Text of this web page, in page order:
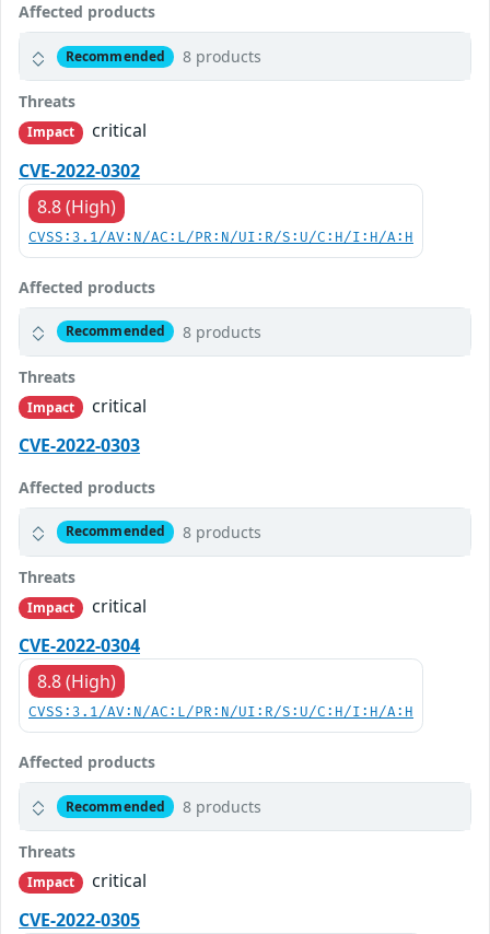
Affected products
Recommended 8 products
Threats
Impact
critical
CVE-2022-0302
8.8 (High)
CVSS:3.1/AV:N/AC:L/PR:N/UI:R/S:U/C:H/I:H/A:H
Affected products
Recommended 8 products
Threats
Impact
critical
CVE-2022-0303
Affected products
Recommended 8 products
Threats
Impact
critical
CVE-2022-0304
8.8 (High)
CVSS:3.1/AV:N/AC:L/PR:N/UI:R/S:U/C:H/I:H/A:H
Affected products
Recommended 8 products
Threats
Impact
critical
CVE-2022-0305